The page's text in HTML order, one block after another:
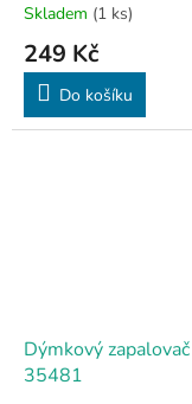
Skladem (1 ks)
249 Kč
Do košíku
Dýmkový
35481